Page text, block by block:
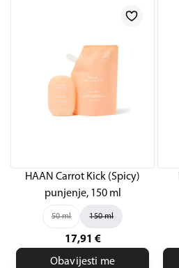
HAAN Carrot Kick (Spicy)
punjenje, 150 ml
50 ml 150 ml
17,91 €
Obavijesti me